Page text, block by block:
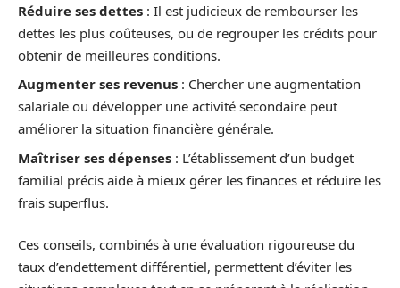
Réduire ses dettes : Il est judicieux de rembourser les
dettes les plus coûteuses, ou de regrouper les crédits pour
obtenir de meilleures conditions.
Augmenter ses revenus : Chercher une augmentation
salariale ou développer une activité secondaire peut
améliorer la situation financière générale.
Maîtriser ses dépenses : L’établissement d’un budget
familial précis aide à mieux gérer les finances et réduire les
frais superflus.
Ces conseils, combinés à une évaluation rigoureuse du
taux d’endettement différentiel, permettent d’éviter les